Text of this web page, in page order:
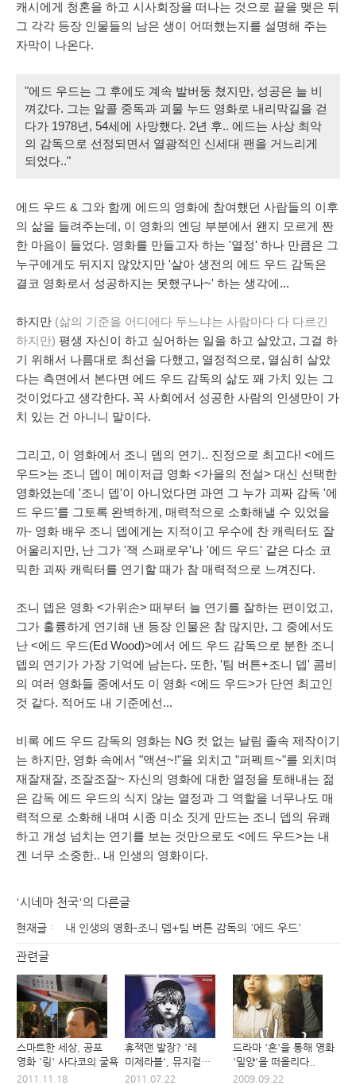
캐시에게 청혼을 하고 시사회장을 떠나는 것으로 끝을 맺은 뒤
그 각각 등장 인물들의 남은 생이 어떠했는지를 설명해 주는
자막이 나온다.
"에드 우드는 그 후에도 계속 발버둥 쳤지만, 성공은 늘 비
껴갔다. 그는 알콜 중독과 괴물 누드 영화로 내리막길을 걷
다가 1978년, 54세에 사망했다. 2년 후.. 에드는 사상 최악
의 감독으로 선정되면서 열광적인 신세대 팬을 거느리게
되었다.."
에드 우드 & 그와 함께 에드의 영화에 참여했던 사람들의 이후
의 삶을 들려주는데, 이 영화의 엔딩 부분에서 왠지 모르게 짠
한 마음이 들었다. 영화를 만들고자 하는 '열정' 하나 만큼은 그
누구에게도 뒤지지 않았지만 '살아 생전의 에드 우드 감독은
결코 영화로서 성공하지는 못했구나~' 하는 생각에...
하지만 (삶의 기준을 어디에다 두느냐는 사람마다 다 다르긴
하지만) 평생 자신이 하고 싶어하는 일을 하고 살았고, 그걸 하
기 위해서 나름대로 최선을 다했고, 열정적으로, 열심히 살았
다는 측면에서 본다면 에드 우드 감독의 삶도 꽤 가치 있는 그
것이었다고 생각한다. 꼭 사회에서 성공한 사람의 인생만이 가
치 있는 건 아니니 말이다.
그리고, 이 영화에서 조니 뎁의 연기.. 진정으로 최고다! <에드
우드>는 조니 뎁이 메이저급 영화 <가을의 전설> 대신 선택한
영화였는데 '조니 뎁'이 아니었다면 과연 그 누가 괴짜 감독 '에
드 우드'를 그토록 완벽하게, 매력적으로 소화해낼 수 있었을
까- 영화 배우 조니 뎁에게는 지적이고 우수에 찬 캐릭터도 잘
어울리지만, 난 그가 '잭 스패로우'나 '에드 우드' 같은 다소 코
믹한 괴짜 캐릭터를 연기할 때가 참 매력적으로 느껴진다.
조니 뎁은 영화 <가위손> 때부터 늘 연기를 잘하는 편이었고,
그가 훌륭하게 연기해 낸 등장 인물은 참 많지만, 그 중에서도
난 <에드 우드(Ed Wood)>에서 에드 우드 감독으로 분한 조니
뎁의 연기가 가장 기억에 남는다. 또한, '팀 버튼+조니 뎁' 콤비
의 여러 영화들 중에서도 이 영화 <에드 우드>가 단연 최고인
것 같다. 적어도 내 기준에선...
비록 에드 우드 감독의 영화는 NG 컷 없는 날림 졸속 제작이기
는 하지만, 영화 속에서 "액션~!"을 외치고 "퍼펙트~"를 외치며
재잘재잘, 조잘조잘~ 자신의 영화에 대한 열정을 토해내는 젊
은 감독 에드 우드의 식지 않는 열정과 그 역할을 너무나도 매
력적으로 소화해 내며 시종 미소 짓게 만드는 조니 뎁의 유쾌
하고 개성 넘치는 연기를 보는 것만으로도 <에드 우드>는 내
겐 너무 소중한.. 내 인생의 영화이다.
'시네마 천국'의 다른글
현재글 내 인생의 영화-조니 뎁+팀 버튼 감독의 '에드 우드'
관련글
스마트한 세상, 공포
영화 '링' 사다코의 굴욕
2011.11.18
휴잭맨 발장? '레
미제라블', 뮤지컬
영화로 탄생
2011.07.22
드라마 '혼'을 통해 영화
'밀양'을 떠올리다..
2009.09.22